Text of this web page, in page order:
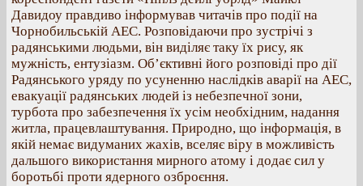
Давидоу правдиво інформував читачів про події на
Чорнобильській АЕС. Розповідаючи про зустрічі з
радянськими людьми, він виділяє таку їх рису, як
мужність, ентузіазм. Об’єктивні його розповіді про дії
Радянського уряду по усуненню наслідків аварії на АЕС,
евакуації радянських людей із небезпечної зони,
турбота про забезпечення їх усім необхідним, надання
житла, працевлаштування. Природно, що інформація, в
якій немає видуманих жахів, вселяє віру в можливість
дальшого використання мирного атому і додає сил у
боротьбі проти ядерного озброєння.